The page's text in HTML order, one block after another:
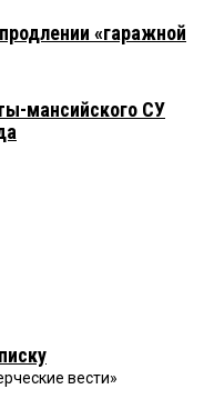
«гаражной
мансийского СУ
вести»